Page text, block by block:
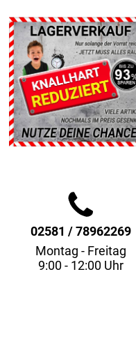
02581 / 78962269
Montag - Freitag
9:00 - 12:00 Uhr